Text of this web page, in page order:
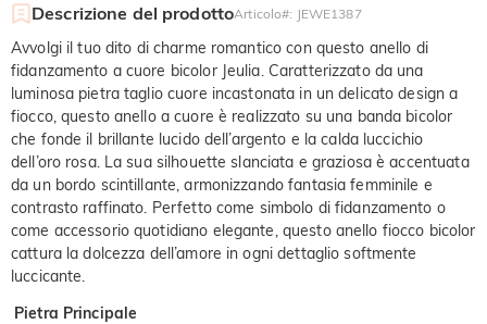
Descrizione del prodottoArticolo#: JEWE1387
Avvolgi il tuo dito di charme romantico con questo anello di
fidanzamento a cuore bicolor Jeulia. Caratterizzato da una
luminosa pietra taglio cuore incastonata in un delicato design a
fiocco, questo anello a cuore è realizzato su una banda bicolor
che fonde il brillante lucido dell’argento e la calda luccichio
dell’oro rosa. La sua silhouette slanciata e graziosa è accentuata
da un bordo scintillante, armonizzando fantasia femminile e
contrasto raffinato. Perfetto come simbolo di fidanzamento o
come accessorio quotidiano elegante, questo anello fiocco bicolor
cattura la dolcezza dell’amore in ogni dettaglio softmente
luccicante.
Pietra Principale